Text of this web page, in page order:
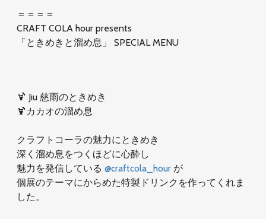
＝＝＝＝
CRAFT COLA hour presents
「ときめきと溜め息」 SPECIAL MENU
🍹 Jiu 慈雨のときめき
🍹カカオの溜め息
クラフトコーラの魅力にときめき
深く溜め息をつくほどに心酔し
魅力を発信している@craftcola_hour が
個展のテーマにからめた特製ドリンクを作ってくれま
した。